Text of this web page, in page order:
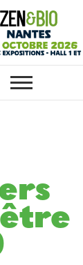
&
& BIO
BIO,
SAIN